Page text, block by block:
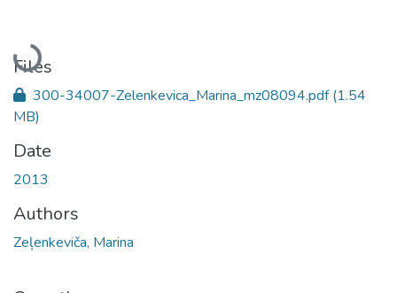
Loading...
Files
300-34007-Zelenkevica_Marina_mz08094.pdf(1.54
MB)
Date
2013
Authors
Zeļenkeviča, Marina